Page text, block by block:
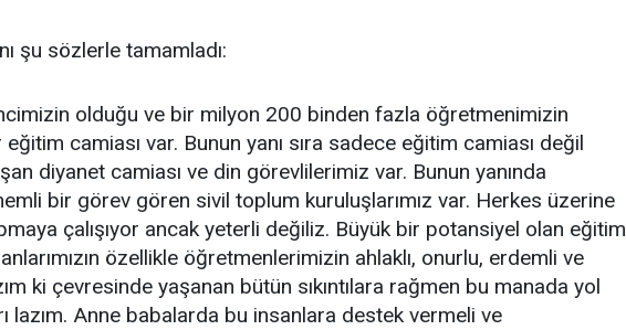
şu sözlerle tamamladı:
olduğu ve bir milyon 200 binden fazla öğretmenimizin
camiası var. Bunun yanı sıra sadece eğitim camiası değil
diyanet camiası ve din görevlilerimiz var. Bunun yanında
bir görev gören sivil toplum kuruluşlarımız var. Herkes üzerine
çalışıyor ancak yeterli değiliz. Büyük bir potansiyel olan eğitim
özellikle öğretmenlerimizin ahlaklı, onurlu, erdemli ve
ki çevresinde yaşanan bütün sıkıntılara rağmen bu manada yol
lazım. Anne babalarda bu insanlara destek vermeli ve